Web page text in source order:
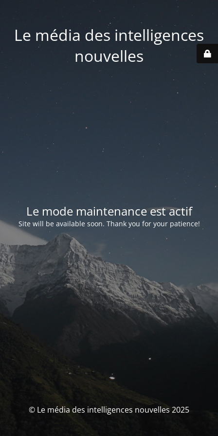
Le média des intelligences
nouvelles
Le mode maintenance est actif
Site will be available soon. Thank you for your patience!
© Le média des intelligences nouvelles 2025